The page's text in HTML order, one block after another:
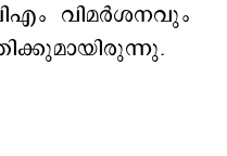
വിമർശനവും